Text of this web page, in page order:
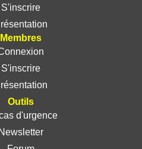
S'inscrire
Membres
S'inscrire
Outils
d'urgence
Newsletter